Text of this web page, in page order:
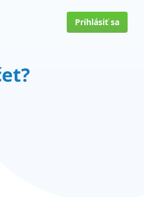
Prihlásiť sa